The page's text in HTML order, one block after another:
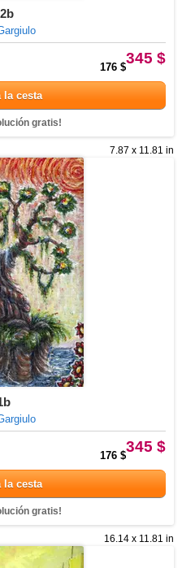
345 $
176 $
la cesta
gratis!
7.87 x 11.81 in
345 $
176 $
la cesta
gratis!
16.14 x 11.81 in